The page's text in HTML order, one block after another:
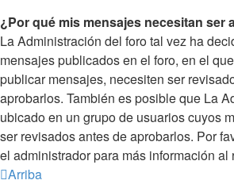
¿Por qué mis mensajes necesitan ser
La Administración del foro tal vez ha
mensajes publicados en el foro, en el
publicar mensajes, necesiten ser
aprobarlos. También es posible que La
ubicado en un grupo de usuarios cuyos
ser revisados antes de aprobarlos. Por
el administrador para más información al
Arriba